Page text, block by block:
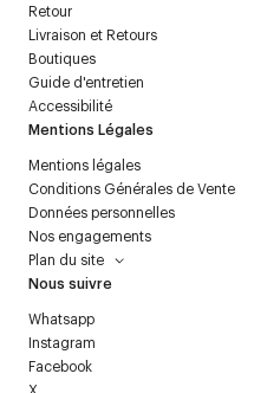
Retour
Livraison et Retours
Boutiques
Guide d'entretien
Accessibilité
Mentions Légales
Mentions légales
Conditions Générales de Vente
Données personnelles
Nos engagements
Plan du site
Nous suivre
Whatsapp
Instagram
Facebook